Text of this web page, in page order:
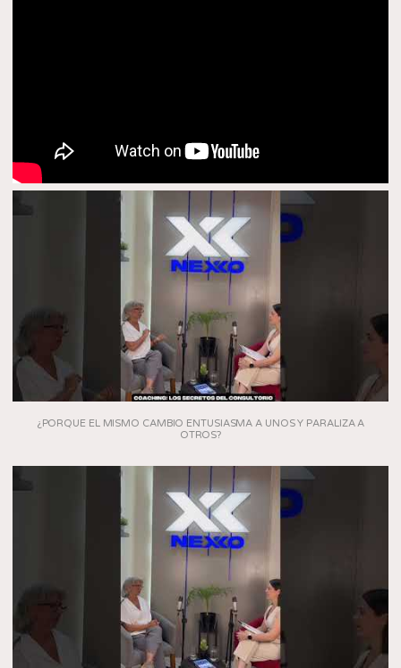
¿PORQUE EL MISMO CAMBIO ENTUSIASMA A UNOS Y PARALIZA A
OTROS?